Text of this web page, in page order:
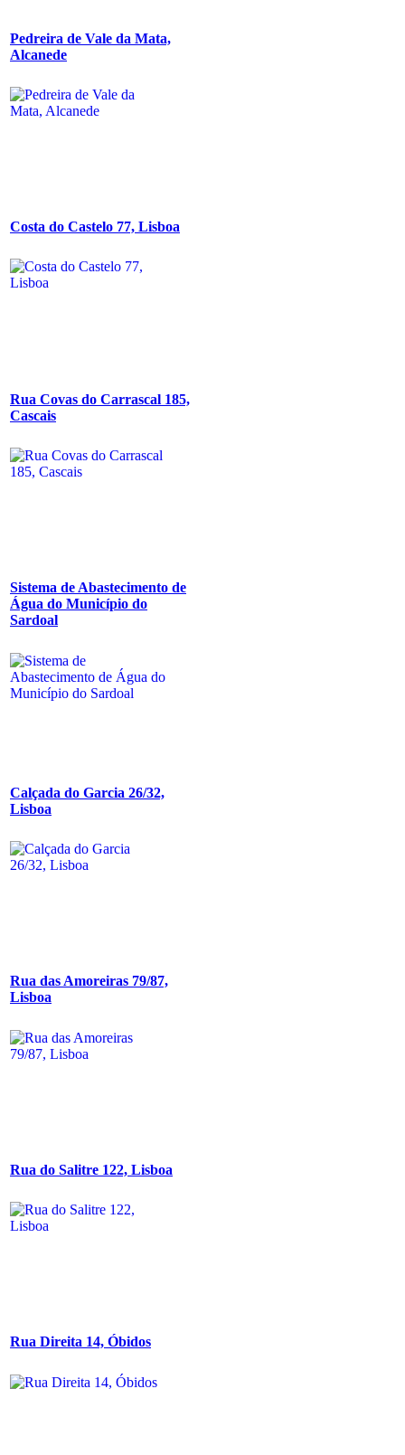
Pedreira de Vale da Mata,
Alcanede
Costa do Castelo 77, Lisboa
Rua Covas do Carrascal 185,
Cascais
Sistema de Abastecimento de
Água do Município do
Sardoal
Calçada do Garcia 26/32,
Lisboa
Rua das Amoreiras 79/87,
Lisboa
Rua do Salitre 122, Lisboa
Rua Direita 14, Óbidos